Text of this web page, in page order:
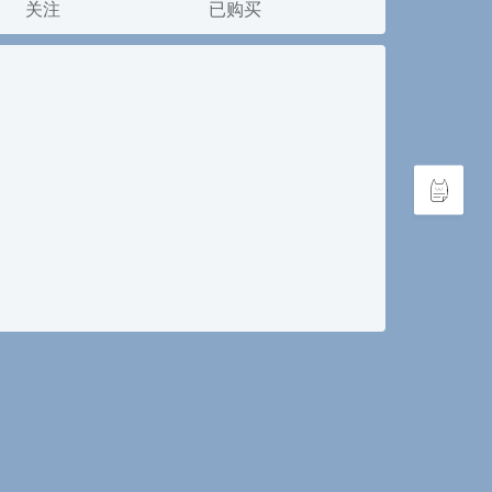
关注 已购买